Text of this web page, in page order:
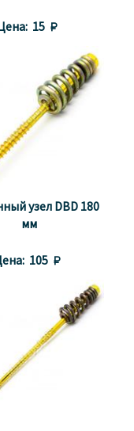
Цена: 15 
узел DBD 180
мм
105 